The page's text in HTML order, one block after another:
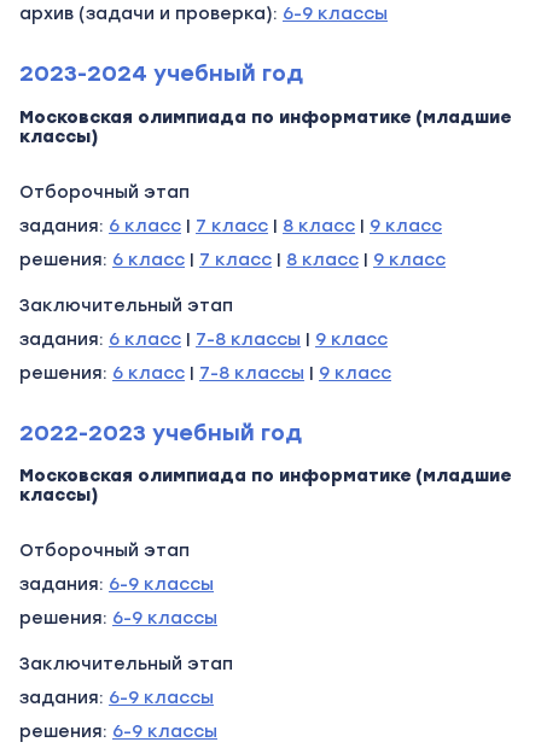
архив (задачи и проверка): 6-9 классы
2023-2024 учебный год
Московская олимпиада по информатике (младшие
классы)
Отборочный этап
задания: 6 класс | 7 класс | 8 класс | 9 класс
решения: 6 класс | 7 класс | 8 класс | 9 класс
Заключительный этап
задания: 6 класс | 7-8 классы | 9 класс
решения: 6 класс | 7-8 классы | 9 класс
2022-2023 учебный год
Московская олимпиада по информатике (младшие
классы)
Отборочный этап
задания: 6-9 классы
решения: 6-9 классы
Заключительный этап
задания: 6-9 классы
решения: 6-9 классы